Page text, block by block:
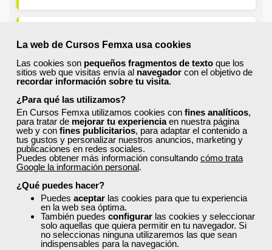
La web de Cursos Femxa usa cookies
Las cookies son pequeños fragmentos de texto que los
sitios web que visitas envía al navegador con el objetivo de
recordar información sobre tu visita.
¿Para qué las utilizamos?
En Cursos Femxa utilizamos cookies con fines analíticos,
para tratar de mejorar tu experienciaen nuestra página
web y con fines publicitarios, para adaptar el contenido a
tus gustos y personalizar nuestros anuncios, marketing y
publicaciones en redes sociales.
Puedes obtener más información consultando cómo trata
Google la información personal.
¿Qué puedes hacer?
Puedes aceptar las cookies para que tu experiencia
en la web sea óptima.
También puedes configurar las cookies y seleccionar
solo aquellas que quiera permitir en tu navegador. Si
no seleccionas ninguna utilizaremos las que sean
indispensables para la navegación.
finaliza su formación?
¿Recibiré un certificado al finalizar un curso
gratuito?
¡Únete a la Comunidad Femxa!
Actualmente este curso está cerradoy no hay plazas
disponibles.
Si todavía no tienes cuenta de usuario,regístrate, indicando
tu sector profesional y tus preferencias formativas. Si ya